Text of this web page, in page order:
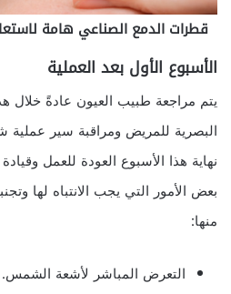
قطرات الدمع الصناعي هامة
الأسبوع الأول بعد العملية
يتم مراجعة طبيب العيون عادةً خلال
البصرية للمريض ومراقبة سير عملية
نهاية هذا الأسبوع العودة للعمل
بعض الأمور التي يجب الانتباه لها
منها:
التعرض المباشر لأشعة الشمس.